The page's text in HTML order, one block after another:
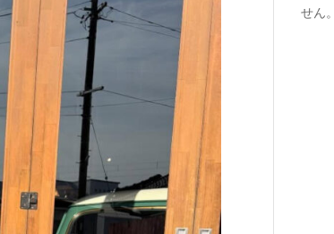
せん。